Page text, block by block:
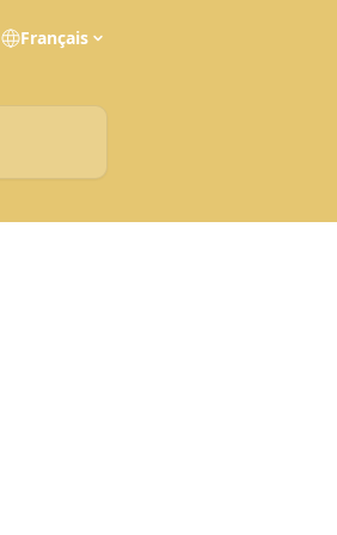
Français